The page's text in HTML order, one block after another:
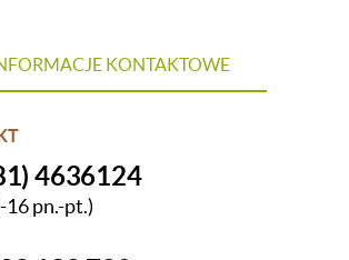
KONTAKTOWE
4636124
16 pn.-pt.)